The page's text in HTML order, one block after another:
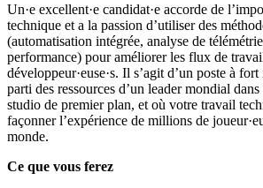
Un·e excellent·e candidat·e accorde de
technique et a la passion d’utiliser des
(automatisation intégrée, analyse de
performance) pour améliorer les flux de
développeur·euse·s. Il s’agit d’un poste à
parti des ressources d’un leader mondial
studio de premier plan, et où votre travail
façonner l’expérience de millions de
monde.
Ce que vous ferez